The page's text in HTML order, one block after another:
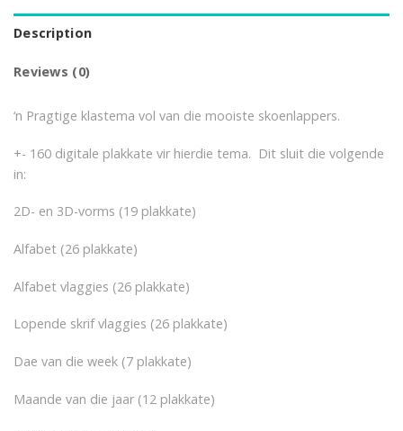
Description
Reviews (0)
‘n Pragtige klastema vol van die mooiste skoenlappers.
+- 160 digitale plakkate vir hierdie tema. Dit sluit die volgende
in:
2D- en 3D-vorms (19 plakkate)
Alfabet (26 plakkate)
Alfabet vlaggies (26 plakkate)
Lopende skrif vlaggies (26 plakkate)
Dae van die week (7 plakkate)
Maande van die jaar (12 plakkate)